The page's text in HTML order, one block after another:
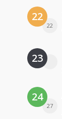
22
22
23
24
27